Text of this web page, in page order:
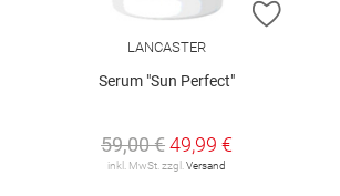
ZUR WUNSCHLISTE HINZUFÜGEN ZUR
LANCASTER
Serum "Sun Perfect"
59,00 €49,99 €
inkl. MwSt. zzgl.Versand